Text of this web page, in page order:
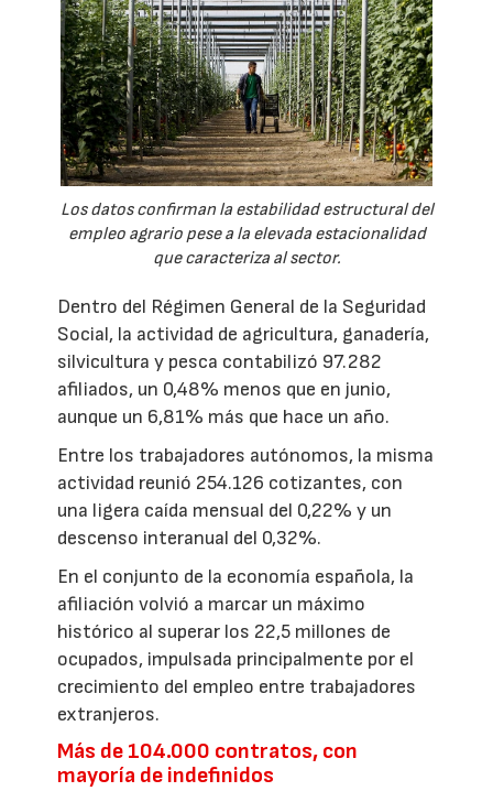
Los datos confirman la estabilidad estructural del
empleo agrario pese a la elevada estacionalidad
que caracteriza al sector.
Dentro del Régimen General de la Seguridad
Social, la actividad de agricultura, ganadería,
silvicultura y pesca contabilizó 97.282
afiliados, un 0,48% menos que en junio,
aunque un 6,81% más que hace un año.
Entre los trabajadores autónomos, la misma
actividad reunió 254.126 cotizantes, con
una ligera caída mensual del 0,22% y un
descenso interanual del 0,32%.
En el conjunto de la economía española, la
afiliación volvió a marcar un máximo
histórico al superar los 22,5 millones de
ocupados, impulsada principalmente por el
crecimiento del empleo entre trabajadores
extranjeros.
Más de 104.000 contratos, con
mayoría de indefinidos